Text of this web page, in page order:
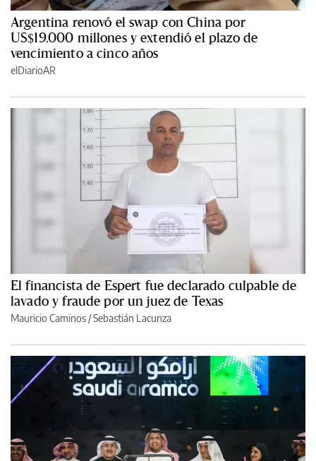
Argentina renovó el swap con China por
US$19.000 millones y extendió el plazo de
vencimiento a cinco años
elDiarioAR
El financista de Espert fue declarado culpable de
lavado y fraude por un juez de Texas
Mauricio Caminos /Sebastián Lacunza